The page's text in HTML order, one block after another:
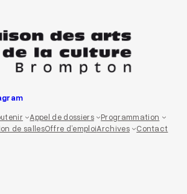
Appel de dossiers
Programmation
de sallesOffre d’emploiArchives Contact